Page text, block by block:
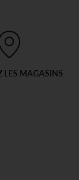
LES MAGASINS